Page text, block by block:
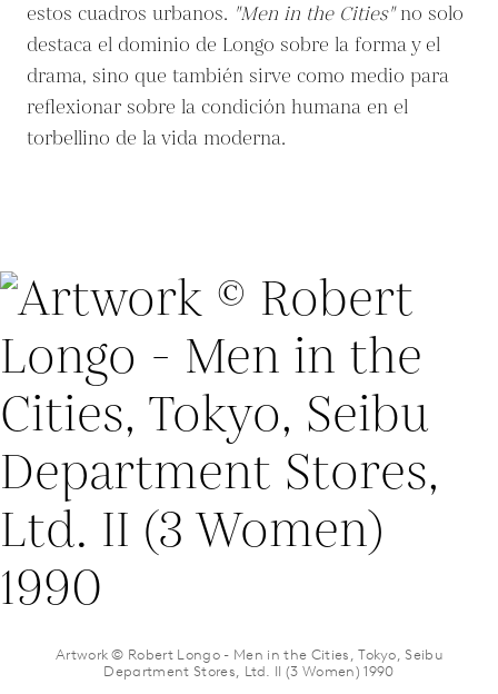
estos cuadros urbanos. "Men in the Cities"no solo
destaca el dominio de Longo sobre la forma y el
drama, sino que también sirve como medio para
reflexionar sobre la condición humana en el
torbellino de la vida moderna.
Artwork © Robert Longo - Men in the Cities, Tokyo, Seibu
Department Stores, Ltd. II (3 Women) 1990